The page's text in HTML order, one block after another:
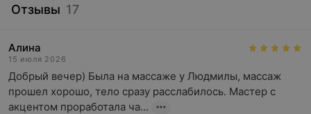
Отзывы 17
Алина
15 июля 2026
Добрый вечер) Была на массаже у Людмилы, массаж
прошел хорошо, тело сразу расслабилось. Мастер с
акцентом проработала ча...